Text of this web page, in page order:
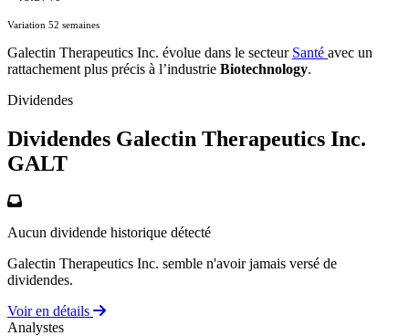
Variation 52 semaines
Galectin Therapeutics Inc. évolue dans le secteur Santé avec un
rattachement plus précis à l’industrie Biotechnology.
Dividendes
Dividendes Galectin Therapeutics Inc.
GALT
Aucun dividende historique détecté
Galectin Therapeutics Inc. semble n'avoir jamais versé de
dividendes.
Voir en détails
Analystes